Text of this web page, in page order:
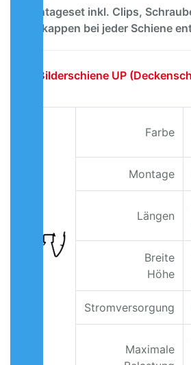
Montageset inkl. Clips,
Endkappen bei jeder Schiene
Bilderschiene UP
Farbe
Montage
Längen
Breite
Höhe
Stromversorgung
Maximale